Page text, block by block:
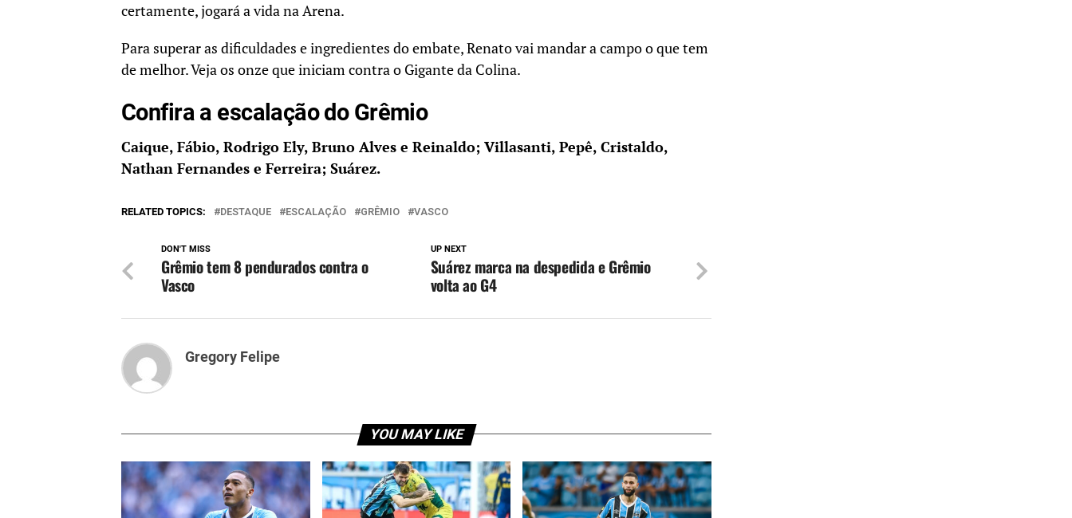
certamente, jogará a vida na Arena.
Para superar as dificuldades e ingredientes do embate, Renato vai mandar a campo o que tem
de melhor. Veja os onze que iniciam contra o Gigante da Colina.
Confira a escalação do Grêmio
Caique, Fábio, Rodrigo Ely, Bruno Alves e Reinaldo; Villasanti, Pepê, Cristaldo,
Nathan Fernandes e Ferreira; Suárez.
RELATED TOPICS: DESTAQUE ESCALAÇÃO GRÊMIO VASCO
UP NEXT
Suárez marca na despedida e Grêmio
volta ao G4
DON'T MISS
Grêmio tem 8 pendurados contra o
Vasco
Gregory Felipe
YOU MAY LIKE